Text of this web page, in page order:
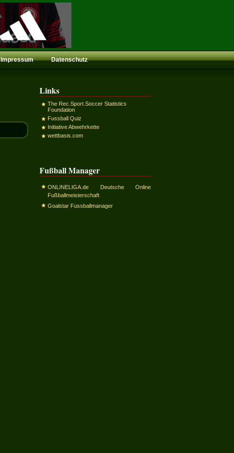
Impressum Datenschutz
Links
The Rec.Sport.Soccer Statistics
Foundation
Fussball Quiz
Initiative Abwehrkette
wettbasis.com
Fußball Manager
ONLINELIGA.de Deutsche Online
Fußballmeisterschaft
Goalstar Fussballmanager